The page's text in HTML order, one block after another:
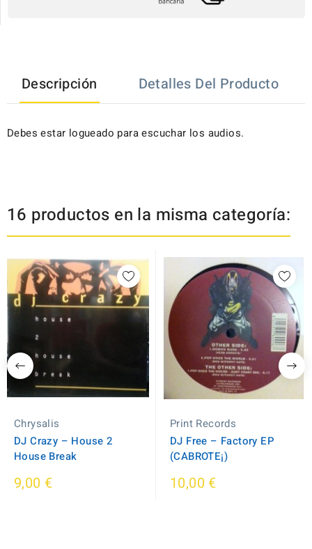
Descripción Detalles Del Producto
Debes estar logueado para escuchar los audios.
16 productos en la misma categoría:
Chrysalis
DJ Crazy ‎– House 2
House Break
9,00 €
Print Records
DJ Free ‎– Factory EP
(CABROTE¡)
10,00 €